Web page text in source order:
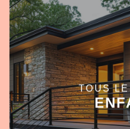
TOUS
EN